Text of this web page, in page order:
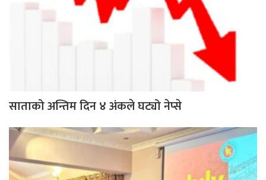
साताको अन्तिम दिन ४ अंकले घट्यो नेप्से